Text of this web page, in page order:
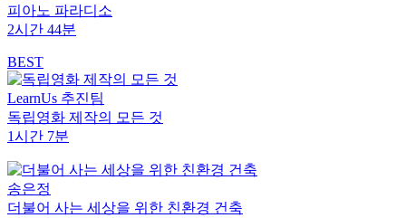
피아노 파라디소
2시간 44분
BEST
LearnUs 추진팀
독립영화 제작의 모든 것
1시간 7분
송은정
더불어 사는 세상을 위한 친환경 건축